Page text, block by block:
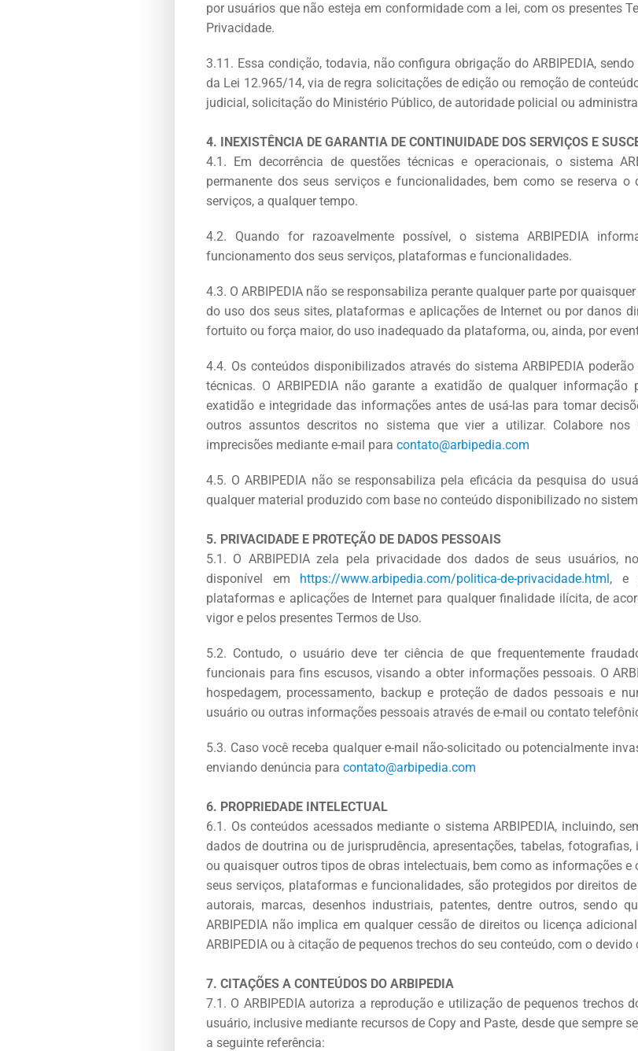
por usuários que não esteja em conformidade com a lei, com os presentes
Privacidade.
3.11. Essa condição, todavia, não configura obrigação do ARBIPEDIA,
da Lei 12.965/14, via de regra solicitações de edição ou remoção de
judicial, solicitação do Ministério Público, de autoridade policial ou
4. INEXISTÊNCIA DE GARANTIA DE CONTINUIDADE DOS SERVIÇOS E
4.1. Em decorrência de questões técnicas e operacionais, o sistema
permanente dos seus serviços e funcionalidades, bem como se reserva
serviços, a qualquer tempo.
4.2. Quando for razoavelmente possível, o sistema ARBIPEDIA
funcionamento dos seus serviços, plataformas e funcionalidades.
4.3. O ARBIPEDIA não se responsabiliza perante qualquer parte por
do uso dos seus sites, plataformas e aplicações de Internet ou por danos
fortuito ou força maior, do uso inadequado da plataforma, ou, ainda, por
4.4. Os conteúdos disponibilizados através do sistema ARBIPEDIA
técnicas. O ARBIPEDIA não garante a exatidão de qualquer
exatidão e integridade das informações antes de usá-las para tomar
outros assuntos descritos no sistema que vier a utilizar. Colabore nos
imprecisões mediante e-mail para contato@arbipedia.com
4.5. O ARBIPEDIA não se responsabiliza pela eficácia da pesquisa do
qualquer material produzido com base no conteúdo disponibilizado no
5. PRIVACIDADE E PROTEÇÃO DE DADOS PESSOAIS
5.1. O ARBIPEDIA zela pela privacidade dos dados de seus usuários,
disponível em https://www.arbipedia.com/politica-de-privacidade.html, e
plataformas e aplicações de Internet para qualquer finalidade ilícita, de
vigor e pelos presentes Termos de Uso.
5.2. Contudo, o usuário deve ter ciência de que frequentemente
funcionais para fins escusos, visando a obter informações pessoais. O
hospedagem, processamento, backup e proteção de dados pessoais e
usuário ou outras informações pessoais através de e-mail ou contato
5.3. Caso você receba qualquer e-mail não-solicitado ou potencialmente
enviando denúncia para contato@arbipedia.com
6. PROPRIEDADE INTELECTUAL
6.1. Os conteúdos acessados mediante o sistema ARBIPEDIA, incluindo,
dados de doutrina ou de jurisprudência, apresentações, tabelas,
ou quaisquer outros tipos de obras intelectuais, bem como as informações
seus serviços, plataformas e funcionalidades, são protegidos por direitos
autorais, marcas, desenhos industriais, patentes, dentre outros, sendo
ARBIPEDIA não implica em qualquer cessão de direitos ou licença
ARBIPEDIA ou à citação de pequenos trechos do seu conteúdo, com o
7. CITAÇÕES A CONTEÚDOS DO ARBIPEDIA
7.1. O ARBIPEDIA autoriza a reprodução e utilização de pequenos trechos
usuário, inclusive mediante recursos de Copy and Paste, desde que sempre
a seguinte referência: